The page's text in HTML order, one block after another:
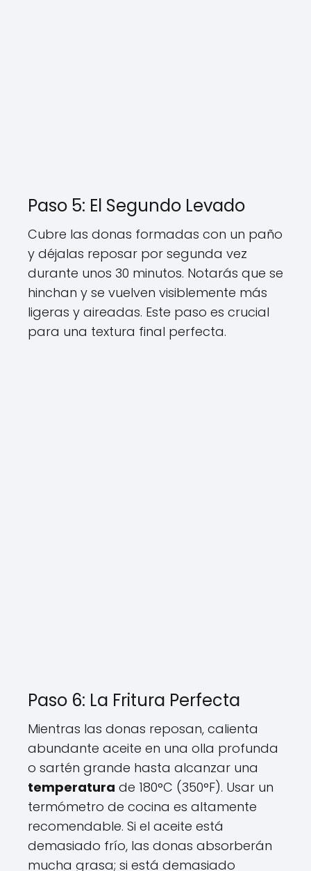
Paso 5: El Segundo Levado
Cubre las donas formadas con un paño
y déjalas reposar por segunda vez
durante unos 30 minutos. Notarás que se
hinchan y se vuelven visiblemente más
ligeras y aireadas. Este paso es crucial
para una textura final perfecta.
Paso 6: La Fritura Perfecta
Mientras las donas reposan, calienta
abundante aceite en una olla profunda
o sartén grande hasta alcanzar una
temperatura de 180°C (350°F). Usar un
termómetro de cocina es altamente
recomendable. Si el aceite está
demasiado frío, las donas absorberán
mucha grasa; si está demasiado